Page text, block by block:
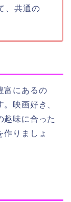
、共通の
富にあるの
映画好き、
趣味に合った
作りましょ